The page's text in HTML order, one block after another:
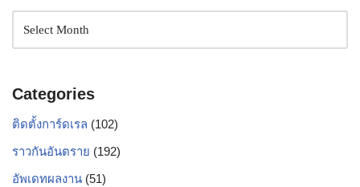
Categories
ติดตั้งการ์ดเรล (102)
ราวกันอันตราย (192)
อัพเดทผลงาน (51)